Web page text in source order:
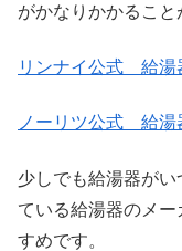
がかなりかかること
リンナイ公式 給湯
ノーリツ公式 給湯
少しでも給湯器が
ている給湯器のメ
すめです。